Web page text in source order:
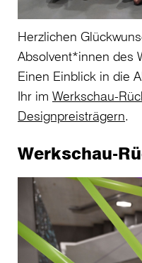
Herzlichen
Absolvent*innen des
Einen Einblick in die
Ihr im Werkschau-
Designpreisträgern.
Werkschau-